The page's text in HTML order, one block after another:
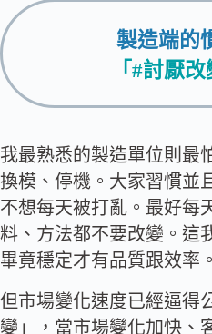
製造端的
「#討厭改
我最熟悉的製造單位則最
換模、停機。大家習慣並
不想每天被打亂。最好每
料、方法都不要改變。這
畢竟穩定才有品質跟效率。
但市場變化速度已經逼得
變」，當市場變化加快、